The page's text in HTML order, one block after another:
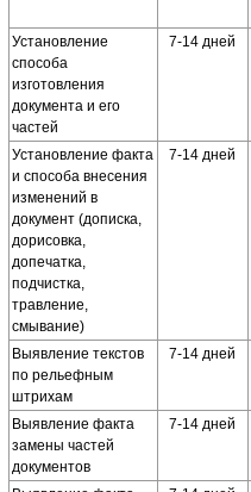
Установление
способа
изготовления
документа и его
частей
7-14 дней
Установление факта
и способа внесения
изменений в
документ (дописка,
дорисовка,
допечатка,
подчистка,
травление,
смывание)
7-14 дней
Выявление текстов
по рельефным
штрихам
7-14 дней
Выявление факта
замены частей
документов
7-14 дней